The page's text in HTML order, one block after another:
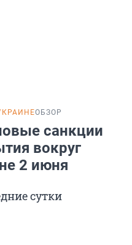
ОБЗОР
санкции
вокруг
2 июня
сутки